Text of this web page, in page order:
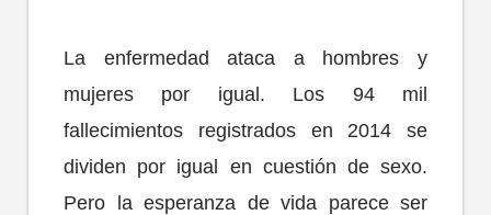
La enfermedad ataca a hombres y
mujeres por igual. Los 94 mil
fallecimientos registrados en 2014 se
dividen por igual en cuestión de sexo.
Pero la esperanza de vida parece ser